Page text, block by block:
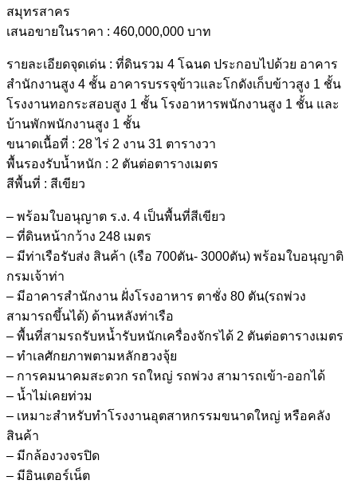
สมุทรสาคร
เสนอขายในราคา : 460,000,000 บาท
รายละเอียดจุดเด่น : ที่ดินรวม 4 โฉนด ประกอบไปด้วย อาคาร
สำนักงานสูง 4 ชั้น อาคารบรรจุข้าวและโกดังเก็บข้าวสูง 1 ชั้น
โรงงานทอกระสอบสูง 1 ชั้น โรงอาหารพนักงานสูง 1 ชั้น และ
บ้านพักพนักงานสูง 1 ชั้น
ขนาดเนื้อที่ : 28 ไร่ 2 งาน 31 ตารางวา
พื้นรองรับน้ำหนัก : 2 ตันต่อตารางเมตร
สีพื้นที่ : สีเขียว
– พร้อมใบอนุญาต ร.ง. 4 เป็นพื้นที่สีเขียว
– ที่ดินหน้ากว้าง 248 เมตร
– มีท่าเรือรับส่ง สินค้า (เรือ 700ตัน- 3000ตัน) พร้อมใบอนุญาติ
กรมเจ้าท่า
– มีอาคารสำนักงาน ฝั่งโรงอาหาร ตาชั่ง 80 ตัน(รถพ่วง
สามารถขึ้นได้) ด้านหลังท่าเรือ
– พื้นที่สามรถรับหน้ำรับหนักเครื่องจักรได้ 2 ตันต่อตารางเมตร
– ทำเลศักยภาพตามหลักฮวงจุ้ย
– การคมนาคมสะดวก รถใหญ่ รถพ่วง สามารถเข้า-ออกได้
– น้ำไม่เคยท่วม
– เหมาะสำหรับทำโรงงานอุตสาหกรรมขนาดใหญ่ หรือคลัง
สินค้า
– มีกล้องวงจรปิด
– มีอินเตอร์เน็ต